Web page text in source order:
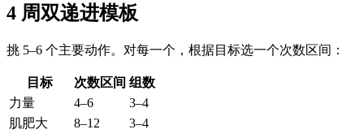
4 周双递进模板
挑 5–6 个主要动作。对每一个，根据目标选一个次数区间：
目标 次数区间 组数
力量
4–6
3–4
肌肥大
8–12
3–4